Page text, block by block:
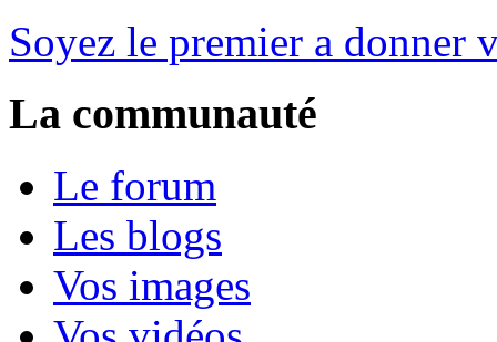
Soyez le premier a donner
La communauté
Le forum
Les blogs
Vos images